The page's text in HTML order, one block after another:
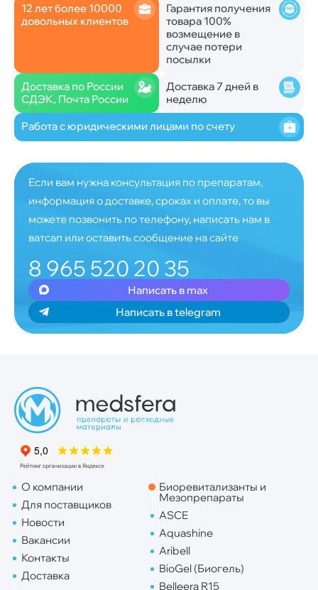
12 лет более 10000
довольных клиентов
Гарантия получения
товара 100%
возмещение в
случае потери
посылки
Доставка по России
СДЭК, Почта России
Доставка 7 дней в
неделю
Работа с юридическими лицами по счету
Если вам нужна консультация по препаратам,
информация о доставке, сроках и оплате, то вы
можете позвонить по телефону, написать нам в
ватсап или оставить сообщение на сайте
8 965 520 20 35
Написать в max
Написать в telegram
О компании
Для поставщиков
Новости
Вакансии
Контакты
Доставка
Биоревитализанты и
Мезопрепараты
ASCE
Aquashine
Aribell
BioGel (Биогель)
Belleera R15